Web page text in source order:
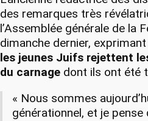
des remarques très
l’Assemblée générale de la
dimanche dernier,
les jeunes Juifs rejettent
du carnage dont ils ont été
« Nous sommes
générationnel, et je